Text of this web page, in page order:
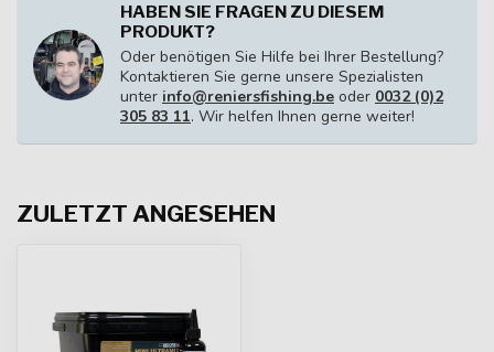
HABEN SIE FRAGEN ZU DIESEM
PRODUKT?
Oder benötigen Sie Hilfe bei Ihrer Bestellung?
Kontaktieren Sie gerne unsere Spezialisten
unter info@reniersfishing.be oder 0032 (0)2
305 83 11. Wir helfen Ihnen gerne weiter!
ZULETZT ANGESEHEN